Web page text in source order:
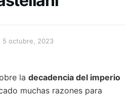
5 octubre, 2023
la decadencia del imperio
muchas razones para